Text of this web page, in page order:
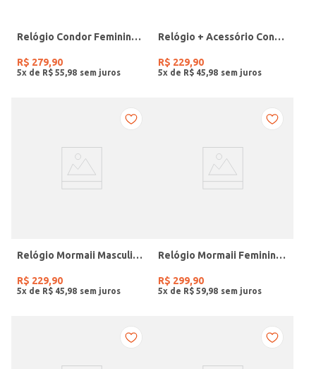
Relógio Condor Feminino DOURADO
R$ 279,90
5x de R$ 55 98
Relógio + Acessório Condor Feminino PRATA
R$ 229,90
5x de R$ 45 98
Relógio Mormaii Masculino PRETO
R$ 229,90
5x de R$ 45 98
Relógio Mormaii Feminino PRATA
R$ 299,90
5x de R$ 59 98